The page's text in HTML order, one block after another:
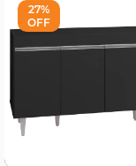
27%
OFF